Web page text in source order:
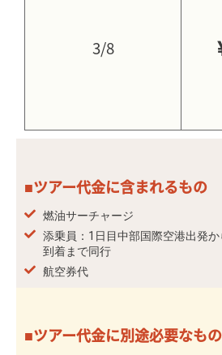
3/8
■ツアー代金に含まれるもの
燃油サーチャージ
添乗員：1日目中部国際空港出発
到着まで同行
航空券代
■ツアー代金に別途必要なもの